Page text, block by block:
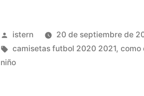
futbol
2019»
Publicado
por
istern 20 de septiembre de
Etiquetas:
camisetas futbol 2020 2021,como
niño